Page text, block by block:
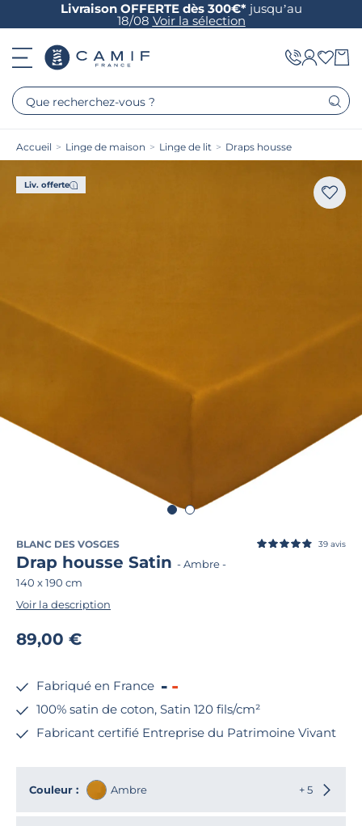
Livraison OFFERTE dès 300€* jusqu’au
18/08 Voir la sélection
Que recherchez-vous ?
Accueil > Linge de maison > Linge de lit > Draps housse
Liv. offerte
BLANC DES VOSGES
Drap housse Satin -Ambre-
140 x 190 cm
39 avis
Voir la description
89,00 €
Fabriqué en France
100% satin de coton, Satin 120 fils/cm²
Fabricant certifié Entreprise du Patrimoine Vivant
Couleur : Ambre + 5